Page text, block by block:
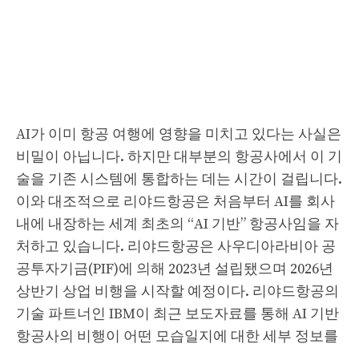
AI가 이미 항공 여행에 영향을 미치고 있다는 사실은
비밀이 아닙니다. 하지만 대부분의 항공사에서 이 기
술을 기존 시스템에 통합하는 데는 시간이 걸립니다.
이와 대조적으로 리야드항공은 처음부터 AI를 회사
내에 내장하는 세계 최초의 “AI 기반” 항공사임을 자
처하고 있습니다. 리야드항공은 사우디아라비아 공
공투자기금(PIF)에 의해 2023년 설립됐으며 2026년
상반기 상업 비행을 시작할 예정이다. 리야드항공의
기술 파트너인 IBM이 최근 보도자료를 통해 AI 기반
항공사의 비행이 어떤 모습일지에 대한 세부 정보를